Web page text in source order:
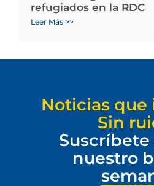
refugiados en la RDC
Leer Más >>
Noticias que
Sin
Suscríbete
nuestro